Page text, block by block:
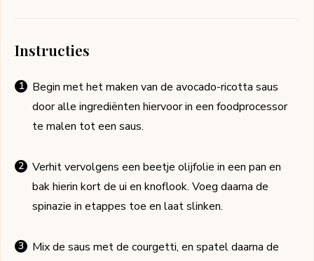
Instructies
Begin met het maken van de avocado-ricotta saus
door alle ingrediënten hiervoor in een foodprocessor
te malen tot een saus.
Verhit vervolgens een beetje olijfolie in een pan en
bak hierin kort de ui en knoflook. Voeg daarna de
spinazie in etappes toe en laat slinken.
Mix de saus met de courgetti, en spatel daarna de